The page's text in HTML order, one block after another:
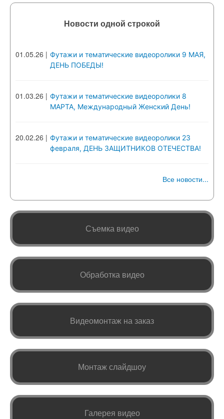
Новости одной строкой
01.05.26 | Футажи и тематические видеоролики 9 МАЯ,
ДЕНЬ ПОБЕДЫ!
01.03.26 | Футажи и тематические видеоролики 8
МАРТА, Международный Женский День!
20.02.26 | Футажи и тематические видеоролики 23
февраля, ДЕНЬ ЗАЩИТНИКОВ ОТЕЧЕСТВА!
Все новости...
Съемка видео
Обработка видео
Видеомонтаж на заказ
Монтаж слайдшоу
Галерея видео